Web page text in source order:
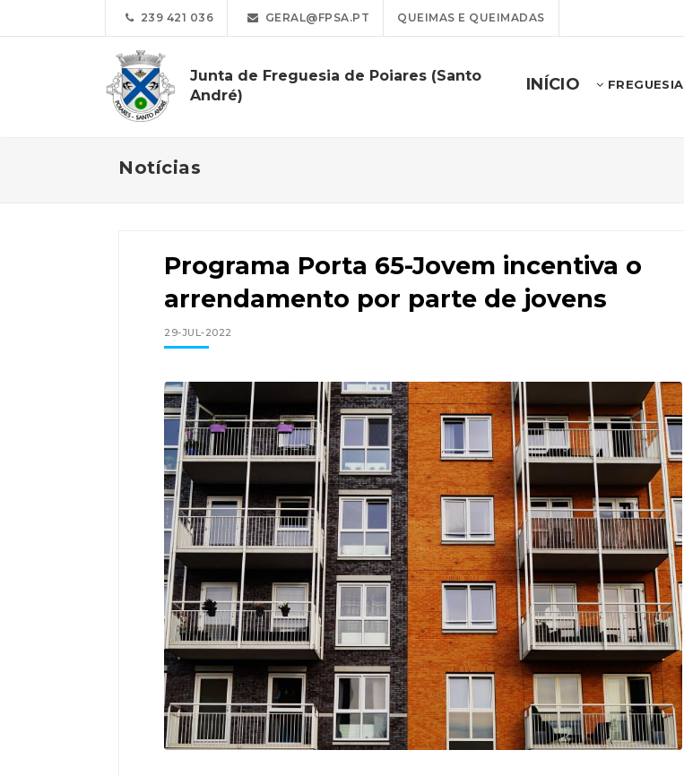
239 421 036 GERAL@FPSA.PT QUEIMAS E QUEIMADAS
Junta de Freguesia de Poiares (Santo
André)
INÍCIO FREGUESIA
Notícias
Programa Porta 65-Jovem incentiva o
arrendamento por parte de jovens
29-JUL-2022